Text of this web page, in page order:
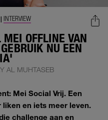
MEI OFFLINE VAN
NU EEN
| INTERVIEW
AL MUHTASEB
Mei Social Vrij. Een
en iets meer leven.
challenge aan en